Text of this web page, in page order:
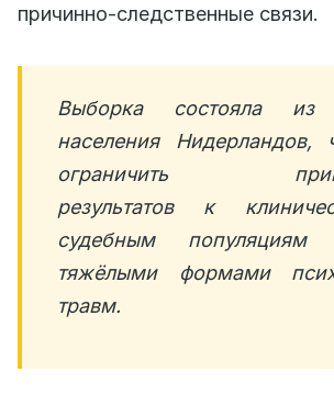
причинно-следственные связи.
Выборка состояла из
населения Нидерландов,
ограничить
результатов к
судебным
тяжёлыми формами
травм.